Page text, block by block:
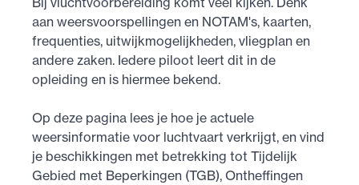
aan weersvoorspellingen en NOTAM's, kaarten,
frequenties, uitwijkmogelijkheden, vliegplan en
andere zaken. Iedere piloot leert dit in de
opleiding en is hiermee bekend.
Op deze pagina lees je hoe je actuele
weersinformatie voor luchtvaart verkrijgt, en vind
je beschikkingen met betrekking tot Tijdelijk
Gebied met Beperkingen (TGB), Ontheffingen